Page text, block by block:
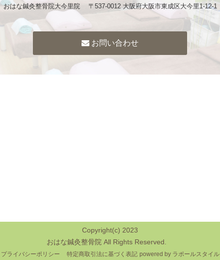
おはな鍼灸整骨院大今里院 〒537-0012 大阪府大阪市東成区大今里1-12-1
お問い合わせ
Copyright(c) 2023
おはな鍼灸整骨院 All Rights Reserved.
プライバシーポリシー 特定商取引法に基づく表記 powered by ラポールスタイル